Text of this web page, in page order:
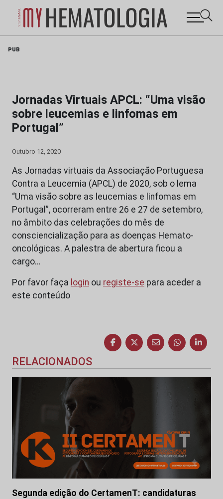
PUB
Jornadas Virtuais APCL: “Uma visão
sobre leucemias e linfomas em
Portugal”
Outubro 12, 2020
As Jornadas virtuais da Associação Portuguesa
Contra a Leucemia (APCL) de 2020, sob o lema
“Uma visão sobre as leucemias e linfomas em
Portugal”, ocorreram entre 26 e 27 de setembro,
no âmbito das celebrações do mês de
consciencialização para as doenças Hemato-
oncológicas. A palestra de abertura ficou a
cargo…
Por favor faça login ou registe-se para aceder a
este conteúdo
RELACIONADOS
Segunda edição do CertamenT: candidaturas